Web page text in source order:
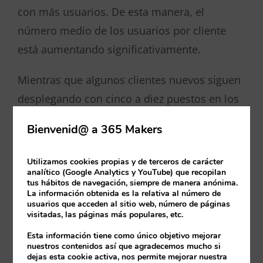
con más usuarios. De esta manera, el
número medio de los usuarios por cliente
está aumentando significativamente.
Mientras que algunos clientes nuevos siguen
desplegando con cinco a diez puestos en los
Microsoft también está añadiendo clientes
este año con empresas que contratan de
doscientos a quinientos puestos.
¿Cuál es el detonante?
este 2021 las primeras versiones de Business
Bienvenid@ a 365 Makers
Utilizamos cookies propias y de terceros de carácter
analítico (Google Analytics y YouTube) que recopilan
tus hábitos de navegación, siempre de manera anónima.
La información obtenida es la relativa al número de
usuarios que acceden al sitio web, número de páginas
visitadas, las páginas más populares, etc.
Esta información tiene como único objetivo mejorar
nuestros contenidos así que agradecemos mucho si
dejas esta cookie activa, nos permite mejorar nuestra